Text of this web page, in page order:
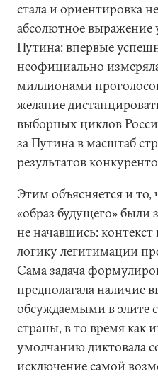
стала и ориентировка
абсолютное выражение
Путина: впервые
неофициально
миллионами
желание
выборных циклов
за Путина в масштаб
результатов
Этим объясняется и
«образ будущего»
не начавшись:
логику легитимации
Сама задача
предполагала наличие
обсуждаемыми в элите
страны, в то время как
умолчанию диктовала
исключение самой